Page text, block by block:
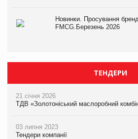
Новинки. Просування
FMCG.Березень 2026
ТЕНДЕРИ
21 січня 2026
ТДВ «Золотоніський маслоробний
03 липня 2023
Тендери компанії